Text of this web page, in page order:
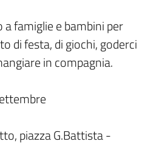
famiglie e bambini per
di festa, di giochi, goderci
in compagnia.
piazza G.Battista -